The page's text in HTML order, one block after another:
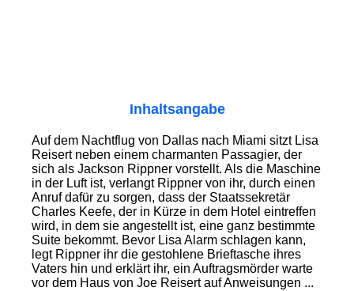
Inhaltsangabe
Auf dem Nachtflug von Dallas nach Miami sitzt Lisa
Reisert neben einem charmanten Passagier, der
sich als Jackson Rippner vorstellt. Als die Maschine
in der Luft ist, verlangt Rippner von ihr, durch einen
Anruf dafür zu sorgen, dass der Staatssekretär
Charles Keefe, der in Kürze in dem Hotel eintreffen
wird, in dem sie angestellt ist, eine ganz bestimmte
Suite bekommt. Bevor Lisa Alarm schlagen kann,
legt Rippner ihr die gestohlene Brieftasche ihres
Vaters hin und erklärt ihr, ein Auftragsmörder warte
vor dem Haus von Joe Reisert auf Anweisungen ...